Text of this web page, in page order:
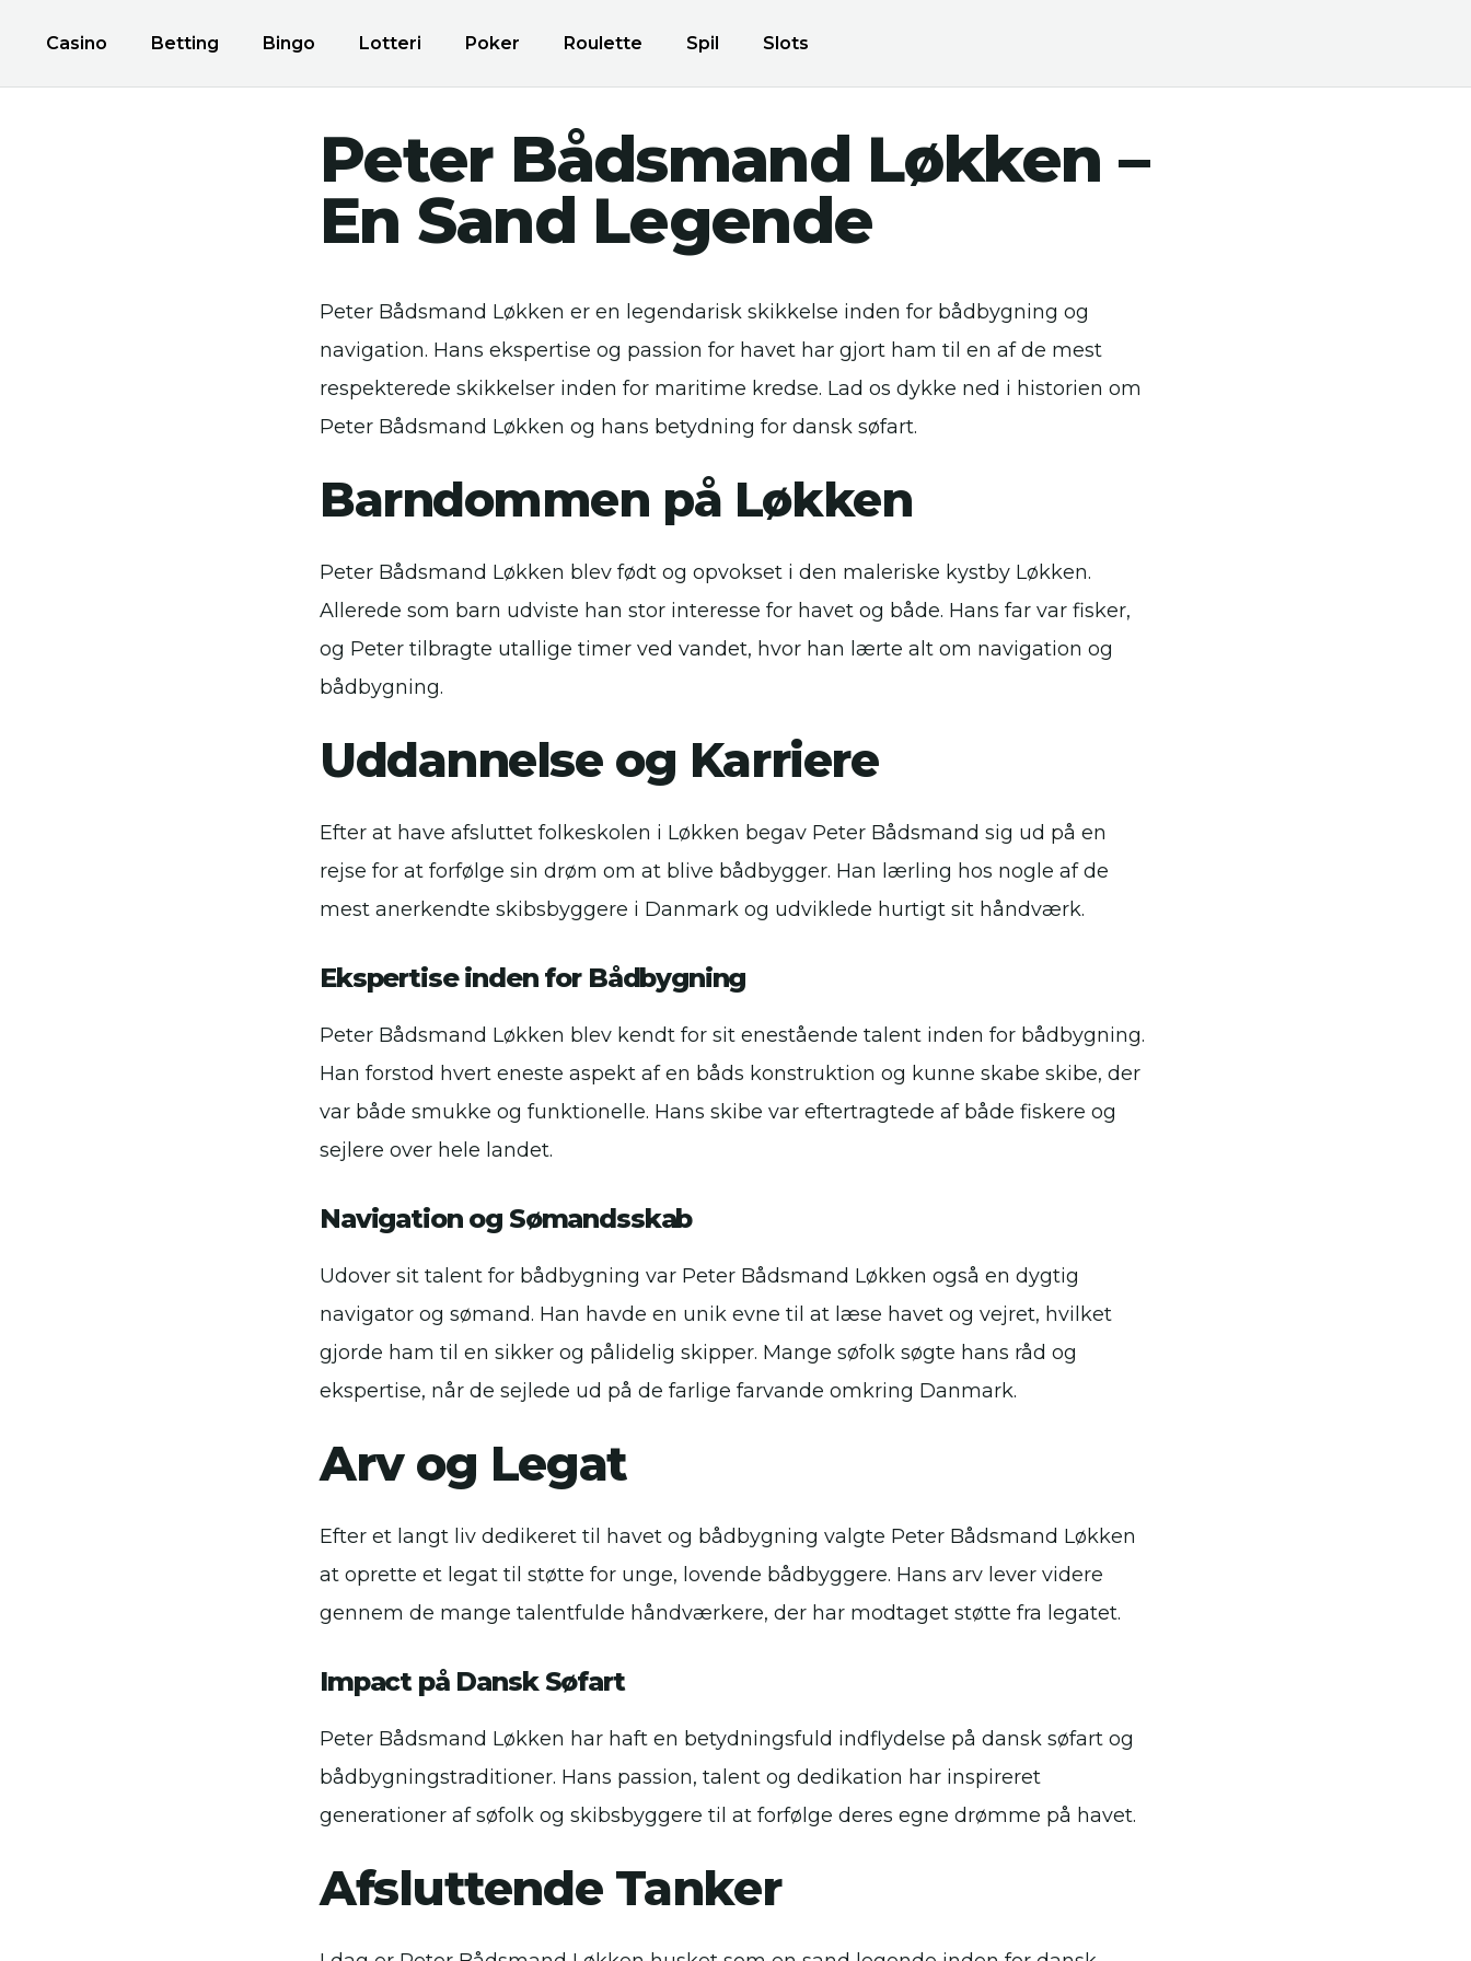
Casino Betting Bingo Lotteri Poker Roulette Spil Slots
Peter Bådsmand Løkken –
En Sand Legende
Peter Bådsmand Løkken er en legendarisk skikkelse inden for bådbygning og
navigation. Hans ekspertise og passion for havet har gjort ham til en af de mest
respekterede skikkelser inden for maritime kredse. Lad os dykke ned i historien om
Peter Bådsmand Løkken og hans betydning for dansk søfart.
Barndommen på Løkken
Peter Bådsmand Løkken blev født og opvokset i den maleriske kystby Løkken.
Allerede som barn udviste han stor interesse for havet og både. Hans far var fisker,
og Peter tilbragte utallige timer ved vandet, hvor han lærte alt om navigation og
bådbygning.
Uddannelse og Karriere
Efter at have afsluttet folkeskolen i Løkken begav Peter Bådsmand sig ud på en
rejse for at forfølge sin drøm om at blive bådbygger. Han lærling hos nogle af de
mest anerkendte skibsbyggere i Danmark og udviklede hurtigt sit håndværk.
Ekspertise inden for Bådbygning
Peter Bådsmand Løkken blev kendt for sit enestående talent inden for bådbygning.
Han forstod hvert eneste aspekt af en båds konstruktion og kunne skabe skibe, der
var både smukke og funktionelle. Hans skibe var eftertragtede af både fiskere og
sejlere over hele landet.
Navigation og Sømandsskab
Udover sit talent for bådbygning var Peter Bådsmand Løkken også en dygtig
navigator og sømand. Han havde en unik evne til at læse havet og vejret, hvilket
gjorde ham til en sikker og pålidelig skipper. Mange søfolk søgte hans råd og
ekspertise, når de sejlede ud på de farlige farvande omkring Danmark.
Arv og Legat
Efter et langt liv dedikeret til havet og bådbygning valgte Peter Bådsmand Løkken
at oprette et legat til støtte for unge, lovende bådbyggere. Hans arv lever videre
gennem de mange talentfulde håndværkere, der har modtaget støtte fra legatet.
Impact på Dansk Søfart
Peter Bådsmand Løkken har haft en betydningsfuld indflydelse på dansk søfart og
bådbygningstraditioner. Hans passion, talent og dedikation har inspireret
generationer af søfolk og skibsbyggere til at forfølge deres egne drømme på havet.
Afsluttende Tanker